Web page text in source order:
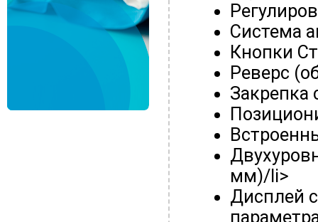
Система
Кнопки
Реверс
Закрепка
мм)/li>
Дисплей